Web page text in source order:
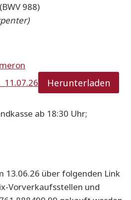
988)
Herunterladen
ab 18:30 Uhr;
13.06.26 über folgenden Link
Vorverkaufsstellen und